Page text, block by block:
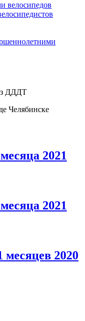
велосипедов
ДДДТ
Челябинске
2021
2021
месяцев 2020